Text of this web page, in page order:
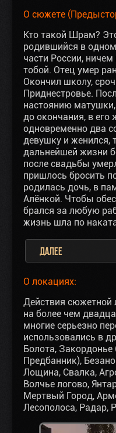
О сюжете
Кто такой Шрам?
родившийся в
части России,
тобой. Отец умер
Окончил школу,
Приднестровье.
настоянию
до окончания, в
одновременно два
девушку и женился,
дальнейшей жизни
после свадьбы
пришлось бросить
родилась дочь, в
Алёнкой. Чтобы
брался за любую
жизнь шла по
Далее
О локациях:
Действия сюжетной
на более чем
многие серьезно
использовались в
Болота,
Предбанник),
Лощина, Свалка,
Волчье логово,
Мертвый Город,
Лесополоса, Радар,